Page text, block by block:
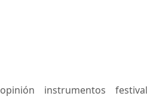
opinión instrumentos